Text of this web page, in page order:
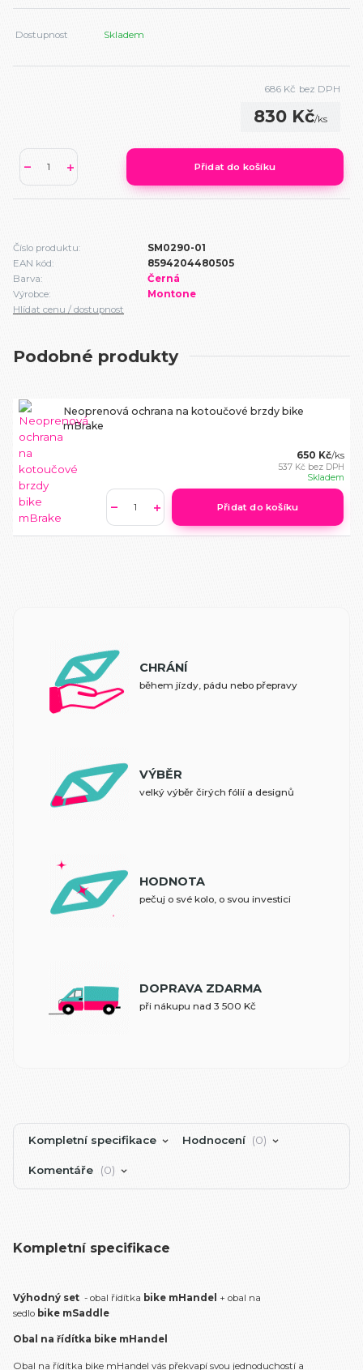
Dostupnost Skladem
830 Kč/ks
686 Kč bez DPH
Přidat do košíku
Číslo produktu:
SM0290-01
EAN kód:
8594204480505
Barva:
Černá
Výrobce:
Montone
Hlídat cenu / dostupnost
Podobné produkty
Neoprenová ochrana na kotoučové brzdy bike
mBrake
650 Kč/ks
537 Kč bez DPH
Skladem
Přidat do košíku
CHRÁNÍ
během jízdy, pádu nebo přepravy
VÝBĚR
velký výběr čirých fólií a designů
HODNOTA
pečuj o své kolo, o svou investici
DOPRAVA ZDARMA
při nákupu nad 3 500 Kč
Kompletní specifikace Hodnocení 0
Komentáře 0
Kompletní specifikace
Výhodný set - obal řídítka bike mHandel + obal na
sedlo bike mSaddle
Obal na řídítka bike mHandel
Obal na řídítka bike mHandel vás překvapí svou jednoduchostí a